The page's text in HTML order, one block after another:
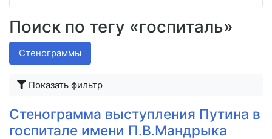
Поиск по тегу «госпиталь»
Стенограммы
Показать фильтр
Стенограмма выступления Путина в
госпитале имени П.В.Мандрыка